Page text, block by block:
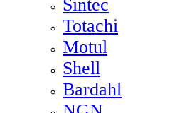
Sintec
Totachi
Motul
Shell
Bardahl